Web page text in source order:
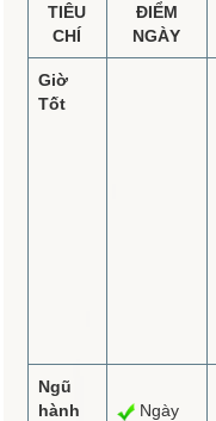
TIÊU
CHÍ
ĐIỂM
NGÀY
Giờ
Tốt
Ngũ
hành
Ngày